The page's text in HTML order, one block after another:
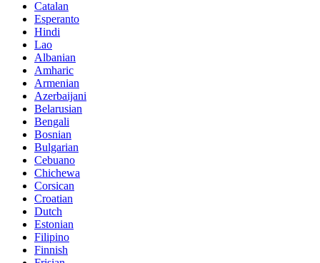
Catalan
Esperanto
Hindi
Lao
Albanian
Amharic
Armenian
Azerbaijani
Belarusian
Bengali
Bosnian
Bulgarian
Cebuano
Chichewa
Corsican
Croatian
Dutch
Estonian
Filipino
Finnish